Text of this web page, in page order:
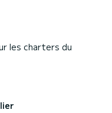
les charters du